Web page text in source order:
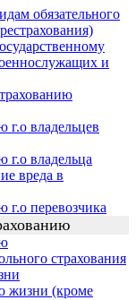
обязательного
и
г.о владельцев
г.о владельца
вреда в
г.о перевозчика
страхования
жизни (кроме